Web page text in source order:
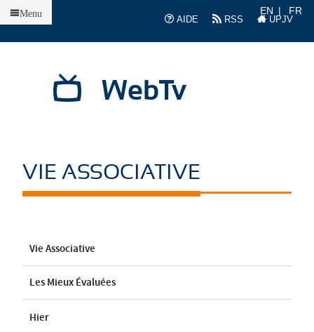
AIDE
RSS UPJV
EN FR
WebTv
Menu
VIE ASSOCIATIVE
Vie Associative
Les Mieux Évaluées
Hier